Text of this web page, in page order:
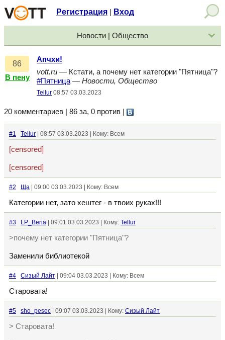
Регистрация Вход
Новости | Общество
86
В пену
Апчхи!
vott.ru — Кстати, а почему нет категории "Пятница"?
#Пятница — Новости, Общество
Tellur 08:57 03.03.2023
20 комментариев | 86 за, 0 против
#1 Tellur | 08:57 03.03.2023 | Кому: Всем
[censored]
[censored]
#2 Ща | 09:00 03.03.2023 | Кому: Всем
Категории нет, зато хештег - в твоих руках!!!
#3 LP_Beria | 09:01 03.03.2023 | Кому: Tellur
>почему нет категории "Пятница"?
Заменили библиотекой
#4 Сизый Лайт | 09:04 03.03.2023 | Кому: Всем
Старовата!
#5 sho_pesec | 09:07 03.03.2023 | Кому: Сизый Лайт
> Старовата!